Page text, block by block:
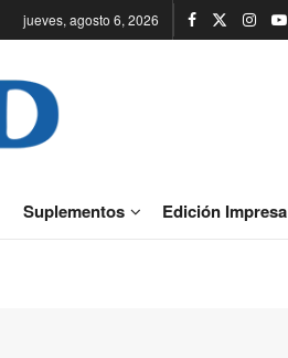
jueves, agosto 6, 2026
Suplementos Edición Impresa